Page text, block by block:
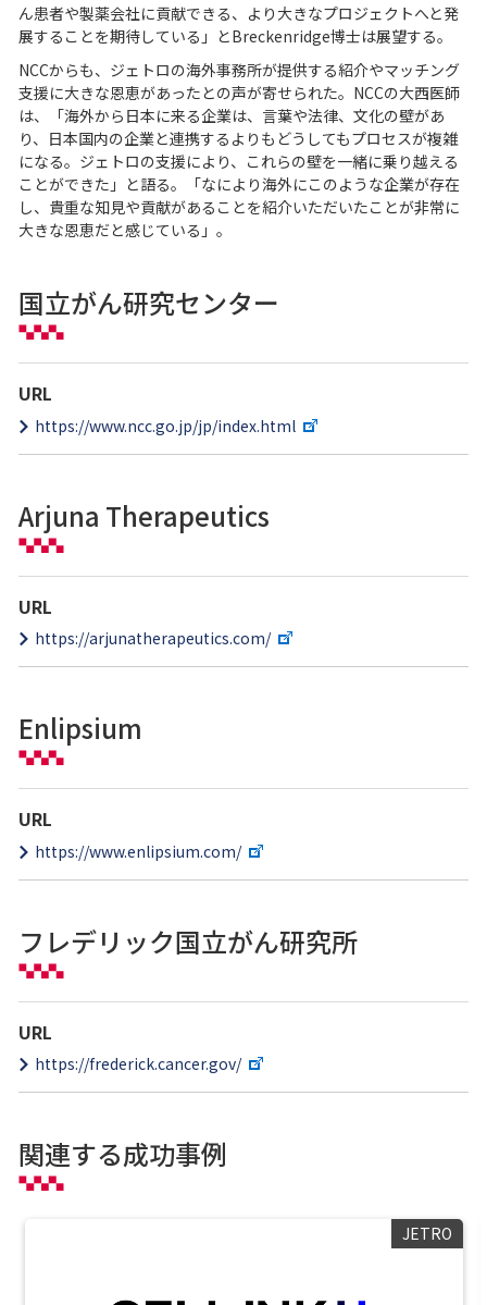
ん患者や製薬会社に貢献できる、より大きなプロジェクトへと発
展することを期待している」とBreckenridge博士は展望する。
NCCからも、ジェトロの海外事務所が提供する紹介やマッチング
支援に大きな恩恵があったとの声が寄せられた。NCCの大西医師
は、「海外から日本に来る企業は、言葉や法律、文化の壁があ
り、日本国内の企業と連携するよりもどうしてもプロセスが複雑
になる。ジェトロの支援により、これらの壁を一緒に乗り越える
ことができた」と語る。「なにより海外にこのような企業が存在
し、貴重な知見や貢献があることを紹介いただいたことが非常に
大きな恩恵だと感じている」。
国立がん研究センター
URL
https://www.ncc.go.jp/jp/index.html
Arjuna Therapeutics
URL
https://arjunatherapeutics.com/
Enlipsium
URL
https://www.enlipsium.com/
フレデリック国立がん研究所
URL
https://frederick.cancer.gov/
関連する成功事例
JETRO